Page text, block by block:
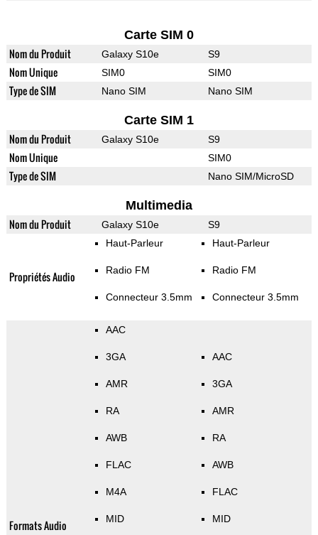
Carte SIM 0
Nom du Produit Galaxy S10e S9
Nom Unique SIM0 SIM0
Type de SIM Nano SIM Nano SIM
Carte SIM 1
Nom du Produit Galaxy S10e S9
Nom Unique SIM0
Type de SIM Nano SIM/MicroSD
Multimedia
Nom du Produit Galaxy S10e S9
Propriétés Audio
Haut-Parleur
Radio FM
Connecteur 3.5mm
Haut-Parleur
Radio FM
Connecteur 3.5mm
Formats Audio
AAC
3GA
AMR
RA
AWB
FLAC
M4A
MID
AAC
3GA
AMR
RA
AWB
FLAC
MID